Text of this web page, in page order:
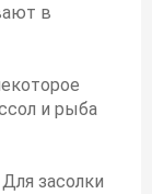
в
и рыба
засолки